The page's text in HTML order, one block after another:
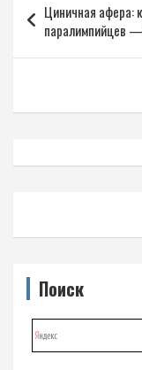
по
записям
Циничная афера:
паралимпийцев
Поиск